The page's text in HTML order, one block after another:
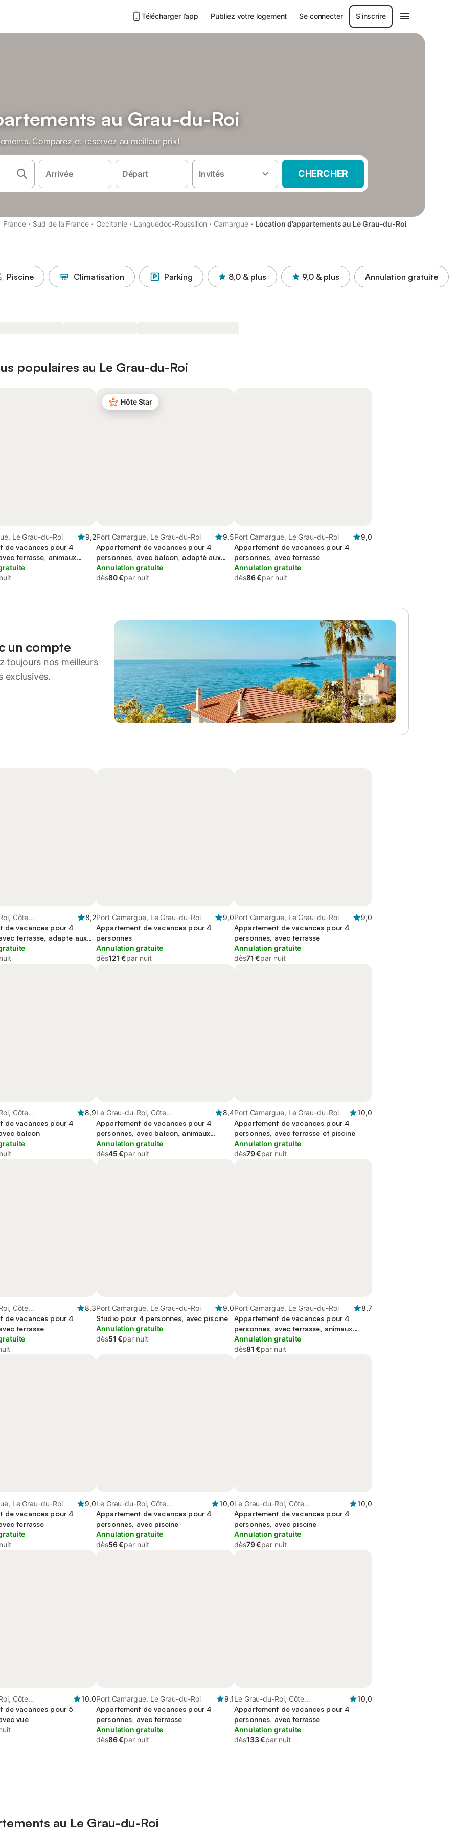
Télécharger l’app Publiez votre logement Se connecter S'inscrire
au Grau-du-Roi
Comparez et réservez au meilleur prix!
Arrivée Départ Invités CHERCHER
France · Sud de la France · Occitanie · Languedoc-Roussillon · Camargue · Location d’appartements au Le Grau-du-Roi
Piscine Climatisation Parking 8,0 & plus 9,0 & plus Annulation gratuite
populaires au Le Grau-du-Roi
Le Grau-du-Roi
9,2
de vacances pour 4
terrasse, animaux
Hôte Star
Port Camargue, Le Grau-du-Roi
9,5
Appartement de vacances pour 4
personnes, avec balcon, adapté aux
familles
Annulation gratuite
dès80 €par nuit
Port Camargue, Le Grau-du-Roi
9,0
Appartement de vacances pour 4
personnes, avec terrasse
Annulation gratuite
dès86 €par nuit
un compte
toujours nos meilleurs
exclusives.
Côte
(France)
8,2
de vacances pour 4
terrasse, adapté aux
Port Camargue, Le Grau-du-Roi
9,0
Appartement de vacances pour 4
personnes
Annulation gratuite
dès121 €par nuit
Port Camargue, Le Grau-du-Roi
9,0
Appartement de vacances pour 4
personnes, avec terrasse
Annulation gratuite
dès71 €par nuit
Côte
(France)
8,9
de vacances pour 4
balcon
Le Grau-du-Roi, Côte
méditerranéenne (France)
8,4
Appartement de vacances pour 4
personnes, avec balcon, animaux
acceptés
Annulation gratuite
dès45 €par nuit
Port Camargue, Le Grau-du-Roi
10,0
Appartement de vacances pour 4
personnes, avec terrasse et piscine
Annulation gratuite
dès79 €par nuit
Côte
(France)
8,3
de vacances pour 4
terrasse
Port Camargue, Le Grau-du-Roi
9,0
Studio pour 4 personnes, avec piscine
Annulation gratuite
dès51 €par nuit
Port Camargue, Le Grau-du-Roi
8,7
Appartement de vacances pour 4
personnes, avec terrasse, animaux
acceptés
Annulation gratuite
dès81 €par nuit
Le Grau-du-Roi
9,0
de vacances pour 4
terrasse
Le Grau-du-Roi, Côte
méditerranéenne (France)
10,0
Appartement de vacances pour 4
personnes, avec piscine
Annulation gratuite
dès56 €par nuit
Le Grau-du-Roi, Côte
méditerranéenne (France)
10,0
Appartement de vacances pour 4
personnes, avec piscine
Annulation gratuite
dès79 €par nuit
Côte
(France)
10,0
de vacances pour 5
vue
Port Camargue, Le Grau-du-Roi
9,1
Appartement de vacances pour 4
personnes, avec terrasse
Annulation gratuite
dès86 €par nuit
Le Grau-du-Roi, Côte
méditerranéenne (France)
10,0
Appartement de vacances pour 4
personnes, avec terrasse
Annulation gratuite
dès133 €par nuit
au Le Grau-du-Roi